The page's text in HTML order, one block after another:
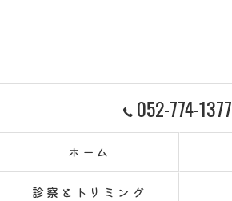
052-774-1377
ホーム
診察とトリミング